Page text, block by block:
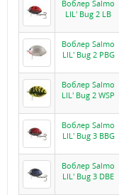
Воблер Salmo
LIL’ Bug 2 LB
Воблер Salmo
LIL’ Bug 2 PBG
Воблер Salmo
LIL’ Bug 2 WSP
Воблер Salmo
LIL’ Bug 3 BBG
Воблер Salmo
LIL’ Bug 3 DBE